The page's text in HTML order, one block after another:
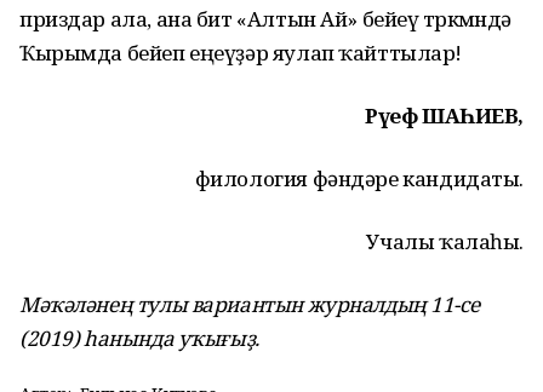
приздар ала, ана бит «Алтын Ай» бейеү төркөмөндә
Ҡырымда бейеп еңеүҙәр яулап ҡайттылар!
Рәүеф ШАҺИЕВ,
филология фәндәре кандидаты.
Учалы ҡалаһы.
Мәҡәләнең тулы вариантын журналдың 11-се
(2019) һанында уҡығыҙ.